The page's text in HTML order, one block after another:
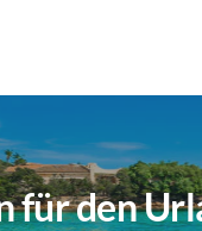
den